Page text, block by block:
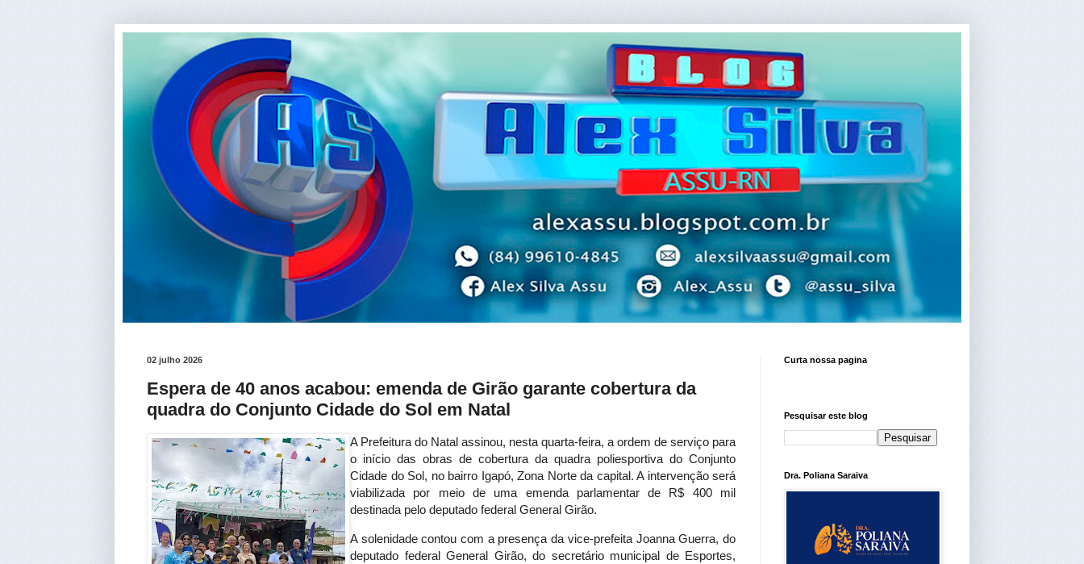
02 julho 2026
Espera de 40 anos acabou: emenda de Girão garante cobertura da
quadra do Conjunto Cidade do Sol em Natal
A Prefeitura do Natal assinou, nesta quarta-feira, a ordem de serviço para
o início das obras de cobertura da quadra poliesportiva do Conjunto
Cidade do Sol, no bairro Igapó, Zona Norte da capital. A intervenção será
viabilizada por meio de uma emenda parlamentar de R$ 400 mil
destinada pelo deputado federal General Girão.
A solenidade contou com a presença da vice-prefeita Joanna Guerra, do
deputado federal General Girão, do secretário municipal de Esportes,
Curta nossa pagina
Pesquisar este blog
Dra. Poliana Saraiva